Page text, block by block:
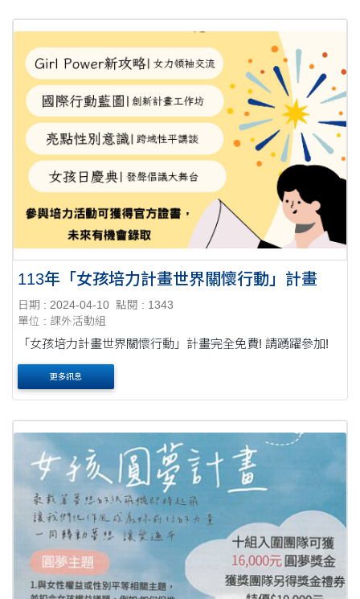
113年「女孩培力計畫世界關懷行動」計畫
日期 : 2024-04-10 點閱 : 1343
單位 : 課外活動組
「女孩培力計畫世界關懷行動」計畫完全免費! 請踴躍參加!
更多訊息